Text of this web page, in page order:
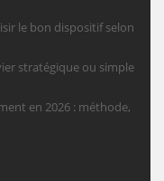
le bon dispositif selon
stratégique ou simple
en 2026 : méthode,